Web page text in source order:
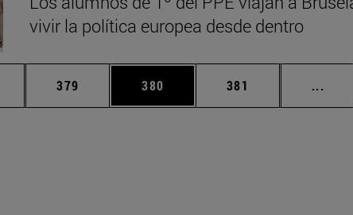
vivir la política europea desde dentro
Páginas intermedias Use TAB para desplazarse.
Página
379 Página
380 Página
381 ...